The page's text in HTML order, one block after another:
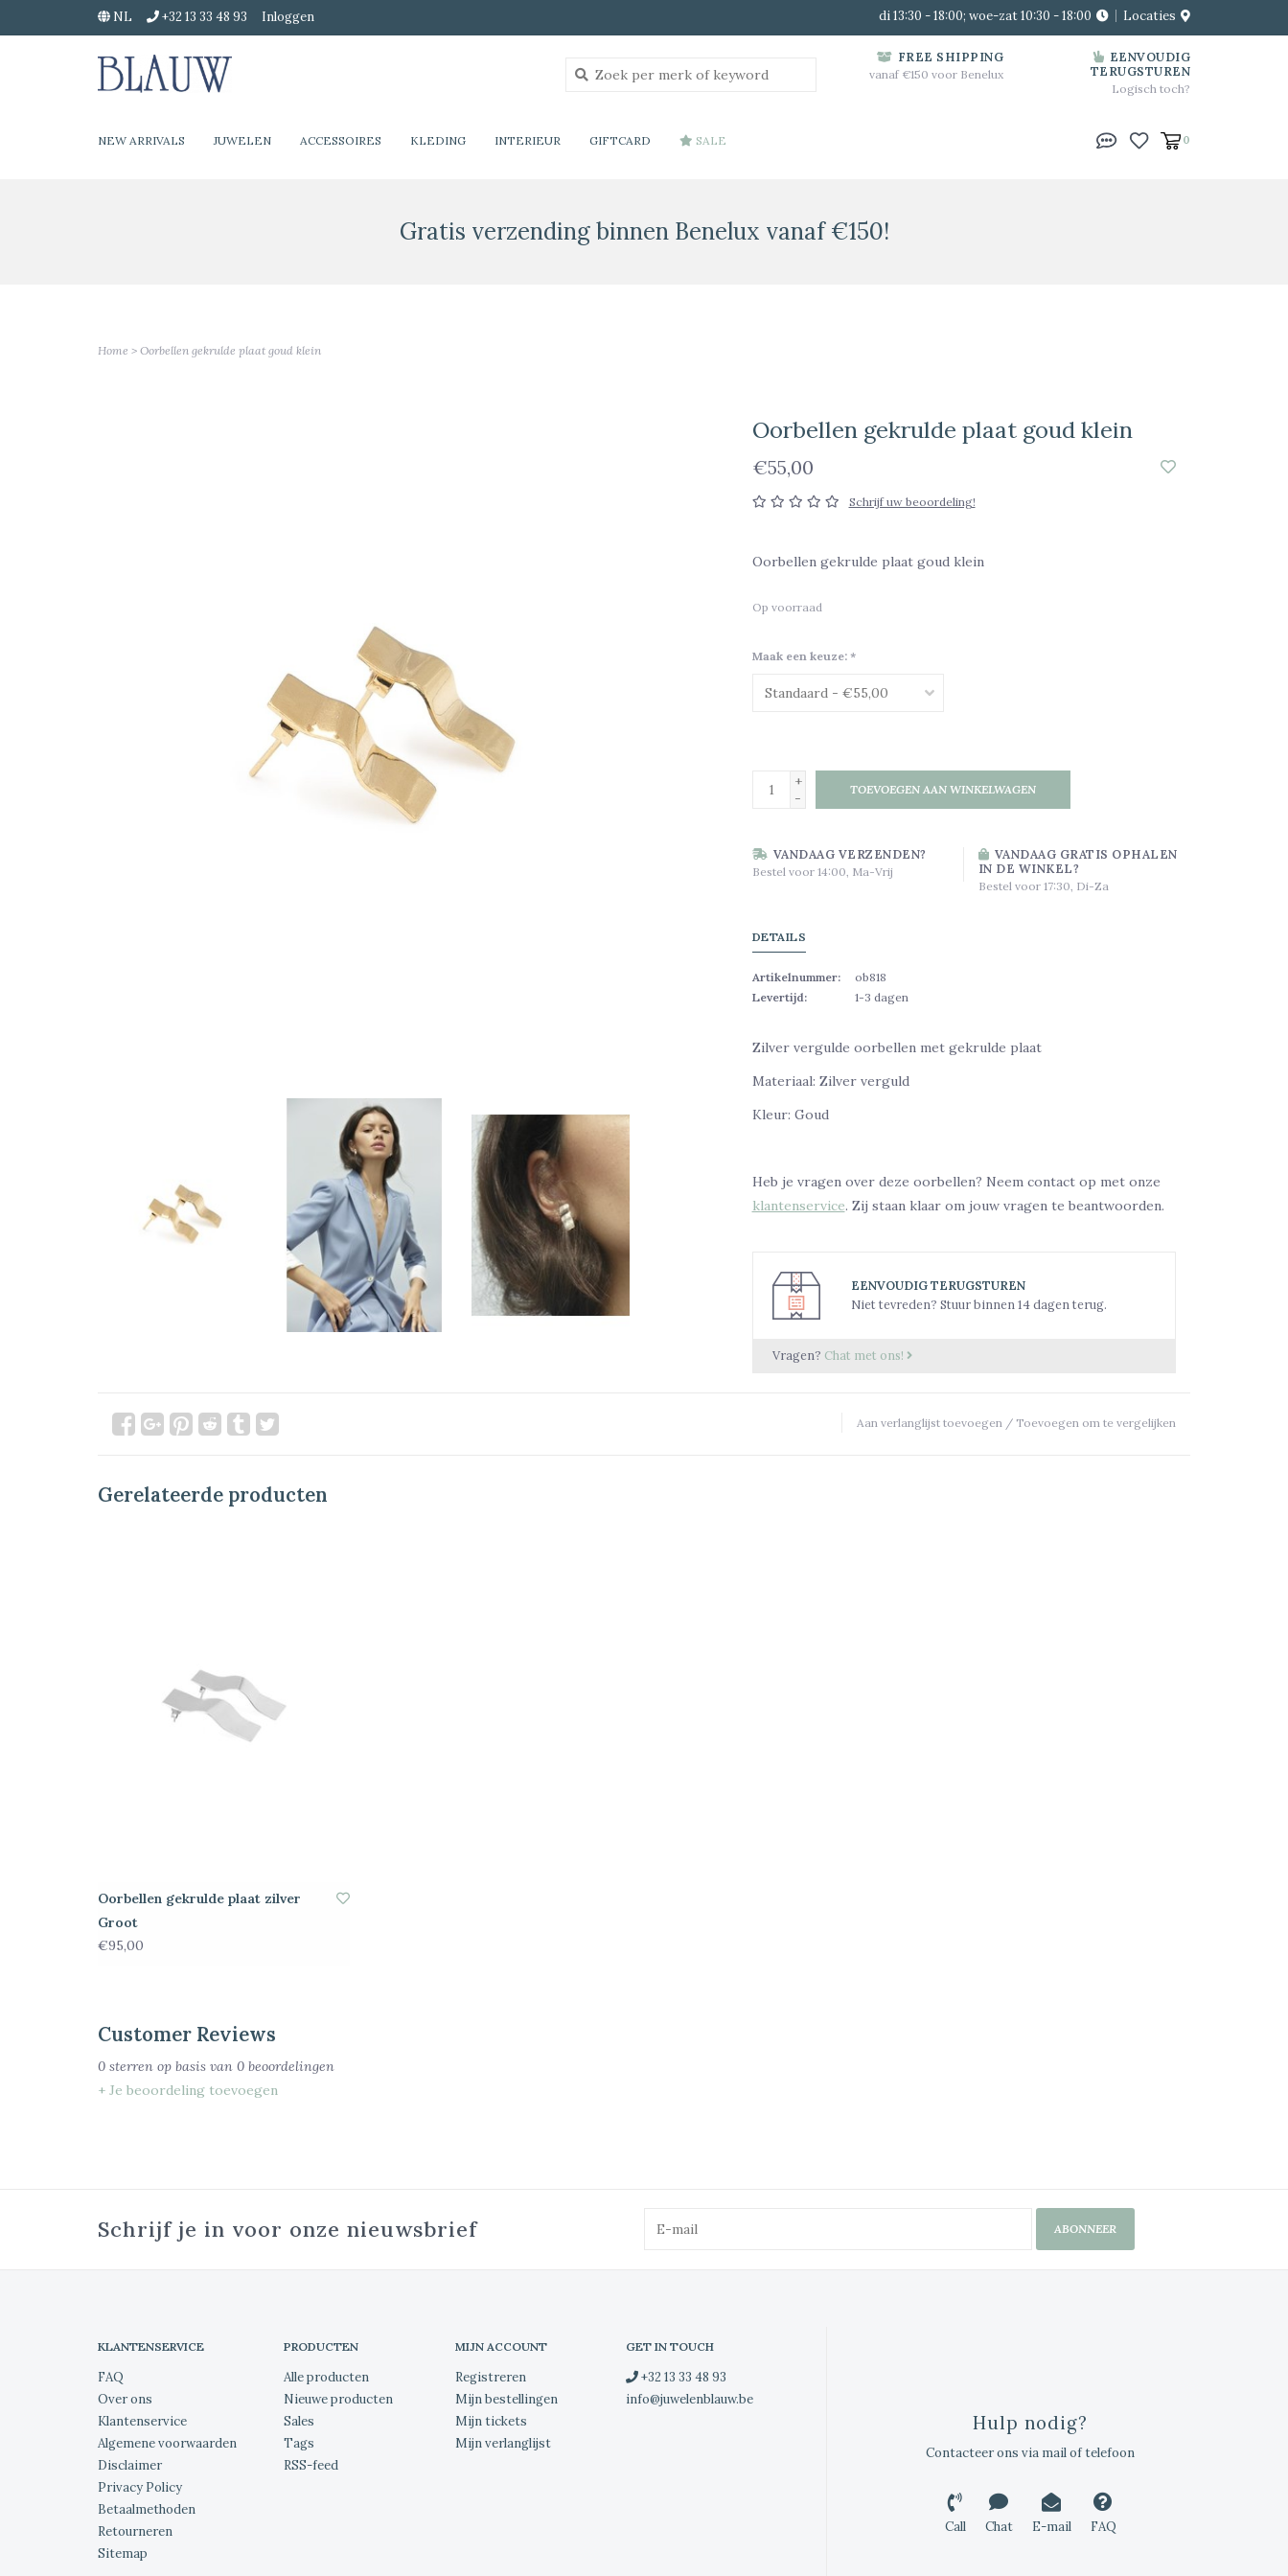
NL +32 13 33 48 93 Inloggen di 13:30 - 18:00; woe-zat 10:30 - 18:00 Locaties
FREE SHIPPING
vanaf €150 voor Benelux
EENVOUDIG
TERUGSTUREN
Logisch toch?
NEW ARRIVALS JUWELEN ACCESSOIRES KLEDING INTERIEUR GIFTCARD SALE 0
Gratis verzending binnen Benelux vanaf €150!
Home > Oorbellen gekrulde plaat goud klein
Oorbellen gekrulde plaat goud klein
€55,00
Schrijf uw beoordeling!
Oorbellen gekrulde plaat goud klein
Op voorraad
Maak een keuze: *
+
-
TOEVOEGEN AAN WINKELWAGEN
VANDAAG VERZENDEN?
Bestel voor 14:00, Ma-Vrij
VANDAAG GRATIS OPHALEN
IN DE WINKEL?
Bestel voor 17:30, Di-Za
DETAILS
Artikelnummer:
ob818
Levertijd:
1-3 dagen
Zilver vergulde oorbellen met gekrulde plaat
Materiaal: Zilver verguld
Kleur: Goud
Heb je vragen over deze oorbellen? Neem contact op met onze
klantenservice. Zij staan klaar om jouw vragen te beantwoorden.
EENVOUDIG TERUGSTUREN
Niet tevreden? Stuur binnen 14 dagen terug.
Vragen? Chat met ons!
Aan verlanglijst toevoegen / Toevoegen om te vergelijken
Gerelateerde producten
Oorbellen gekrulde plaat zilver
Groot
€95,00
Customer Reviews
0 sterren op basis van 0 beoordelingen
+ Je beoordeling toevoegen
Schrijf je in voor onze nieuwsbrief ABONNEER
KLANTENSERVICE
FAQ
Over ons
Klantenservice
Algemene voorwaarden
Disclaimer
Privacy Policy
Betaalmethoden
Retourneren
Sitemap
PRODUCTEN
Alle producten
Nieuwe producten
Sales
Tags
RSS-feed
MIJN ACCOUNT
Registreren
Mijn bestellingen
Mijn tickets
Mijn verlanglijst
GET IN TOUCH
+32 13 33 48 93
info@juwelenblauw.be
Hulp nodig?
Contacteer ons via mail of telefoon
Call Chat E-mail FAQ